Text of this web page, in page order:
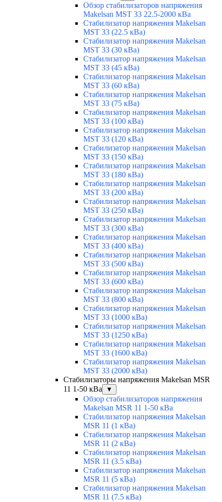
Обзор стабилизаторов напряжения
Makelsan MST 33 22.5-2000 кВа
Стабилизатор напряжения Makelsan
MST 33 (22.5 кВа)
Стабилизатор напряжения Makelsan
MST 33 (30 кВа)
Стабилизатор напряжения Makelsan
MST 33 (45 кВа)
Стабилизатор напряжения Makelsan
MST 33 (60 кВа)
Стабилизатор напряжения Makelsan
MST 33 (75 кВа)
Стабилизатор напряжения Makelsan
MST 33 (100 кВа)
Стабилизатор напряжения Makelsan
MST 33 (120 кВа)
Стабилизатор напряжения Makelsan
MST 33 (150 кВа)
Стабилизатор напряжения Makelsan
MST 33 (180 кВа)
Стабилизатор напряжения Makelsan
MST 33 (200 кВа)
Стабилизатор напряжения Makelsan
MST 33 (250 кВа)
Стабилизатор напряжения Makelsan
MST 33 (300 кВа)
Стабилизатор напряжения Makelsan
MST 33 (400 кВа)
Стабилизатор напряжения Makelsan
MST 33 (500 кВа)
Стабилизатор напряжения Makelsan
MST 33 (600 кВа)
Стабилизатор напряжения Makelsan
MST 33 (800 кВа)
Стабилизатор напряжения Makelsan
MST 33 (1000 кВа)
Стабилизатор напряжения Makelsan
MST 33 (1250 кВа)
Стабилизатор напряжения Makelsan
MST 33 (1600 кВа)
Стабилизатор напряжения Makelsan
MST 33 (2000 кВа)
Стабилизаторы напряжения Makelsan MSR
11 1-50 кВа
▼
Обзор стабилизаторов напряжения
Makelsan MSR 11 1-50 кВа
Стабилизатор напряжения Makelsan
MSR 11 (1 кВа)
Стабилизатор напряжения Makelsan
MSR 11 (2 кВа)
Стабилизатор напряжения Makelsan
MSR 11 (3.5 кВа)
Стабилизатор напряжения Makelsan
MSR 11 (5 кВа)
Стабилизатор напряжения Makelsan
MSR 11 (7.5 кВа)